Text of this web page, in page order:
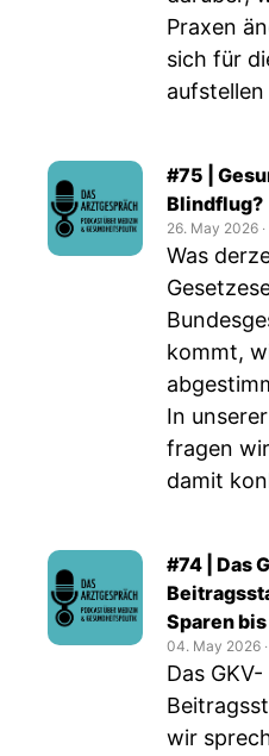
Praxen
sich für
#75 |
Blindflug?
26. May 2026 ‧
Was
kommt,
In
fragen
damit
#74 | Das
Sparen
04. May 2026 ‧
Das GKV-
wir